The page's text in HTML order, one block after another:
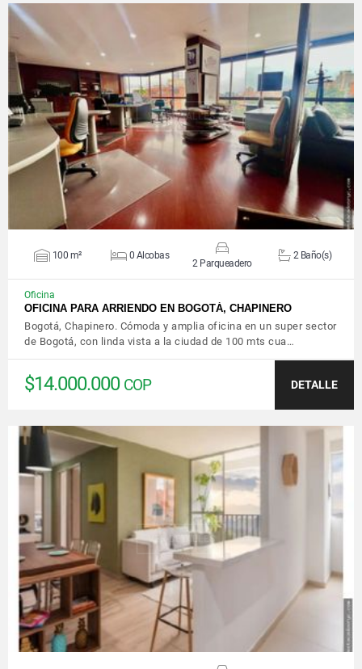
VER DETALLES
100 m² 0 Alcobas
2 Parqueadero
2 Baño(s)
Oficina
OFICINA PARA ARRIENDO EN BOGOTÁ, CHAPINERO
Bogotá, Chapinero. Cómoda y amplia oficina en un super sector
de Bogotá, con linda vista a la ciudad de 100 mts cua…
$14.000.000 COP DETALLE
VER DETALLES